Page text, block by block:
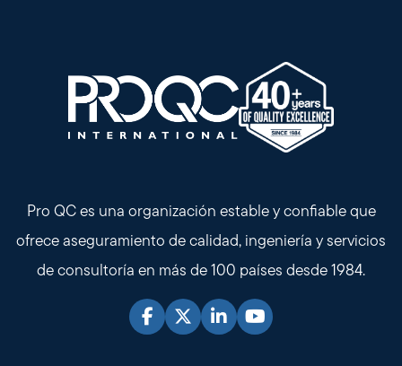
Pro QC es una organización estable y confiable que
ofrece aseguramiento de calidad, ingeniería y servicios
de consultoría en más de 100 países desde 1984.